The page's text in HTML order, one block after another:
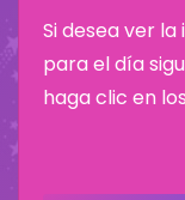
Si desea ver
para el día
haga clic en